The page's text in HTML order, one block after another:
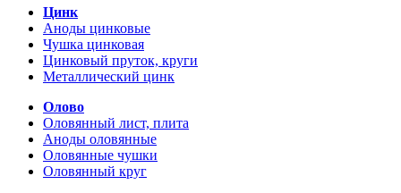
Цинк
Аноды цинковые
Чушка цинковая
Цинковый пруток, круги
Металлический цинк
Олово
Оловянный лист, плита
Аноды оловянные
Оловянные чушки
Оловянный круг